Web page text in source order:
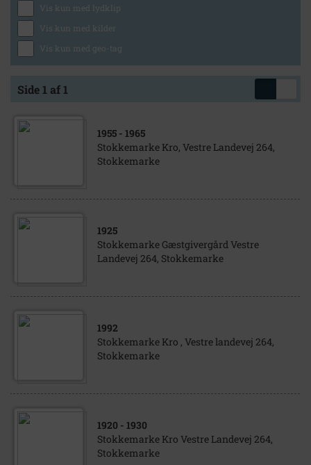
Vis kun med lydklip
Vis kun med kilder
Vis kun med geo-tag
Side 1 af 1
1955 - 1965
Stokkemarke Kro, Vestre Landevej 264,
Stokkemarke
1925
Stokkemarke Gæstgivergård Vestre
Landevej 264, Stokkemarke
1992
Stokkemarke Kro , Vestre landevej 264,
Stokkemarke
1920 - 1930
Stokkemarke Kro Vestre Landevej 264,
Stokkemarke